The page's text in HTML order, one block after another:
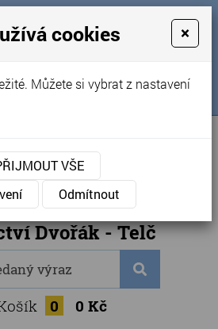
podmínky
Kontakty
kamenictví
nás na FB
obchod
Dvořák - Telč
0 0 Kč
cookies ×
Můžete si vybrat z nastavení
VŠE
Odmítnout